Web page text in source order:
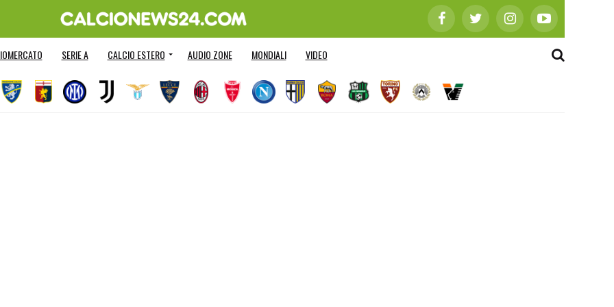
SERIE A CALCIO ESTERO AUDIO ZONE MONDIALI VIDEO